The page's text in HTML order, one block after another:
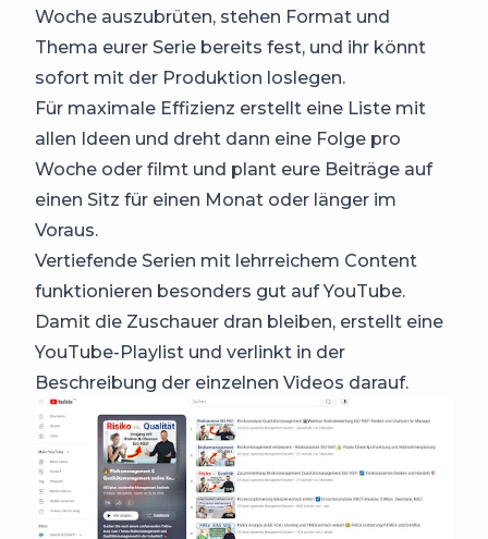
Woche auszubrüten, stehen Format und
Thema eurer Serie bereits fest, und ihr könnt
sofort mit der Produktion loslegen.
Für maximale Effizienz erstellt eine Liste mit
allen Ideen und dreht dann eine Folge pro
Woche oder filmt und plant eure Beiträge auf
einen Sitz für einen Monat oder länger im
Voraus.
Vertiefende Serien mit lehrreichem Content
funktionieren besonders gut auf YouTube.
Damit die Zuschauer dran bleiben, erstellt eine
YouTube-Playlist und verlinkt in der
Beschreibung der einzelnen Videos darauf.